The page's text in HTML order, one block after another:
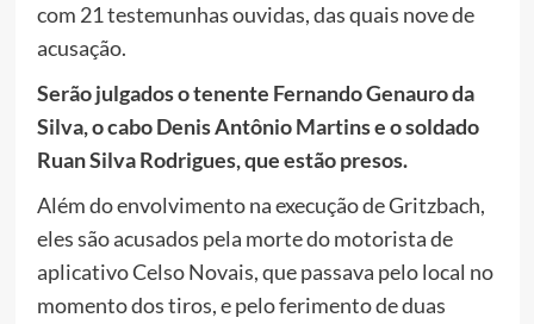
com 21 testemunhas ouvidas, das quais nove de
acusação.
Serão julgados o tenente Fernando Genauro da
Silva, o cabo Denis Antônio Martins e o soldado
Ruan Silva Rodrigues, que estão presos.
Além do envolvimento na execução de Gritzbach,
eles são acusados pela morte do motorista de
aplicativo Celso Novais, que passava pelo local no
momento dos tiros, e pelo ferimento de duas